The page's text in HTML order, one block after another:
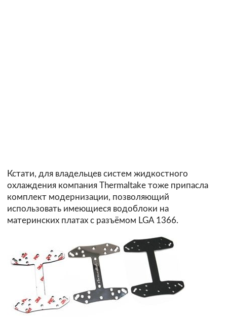
Кстати, для владельцев систем жидкостного
охлаждения компания Thermaltake тоже припасла
комплект модернизации, позволяющий
использовать имеющиеся водоблоки на
материнских платах с разъёмом LGA 1366.